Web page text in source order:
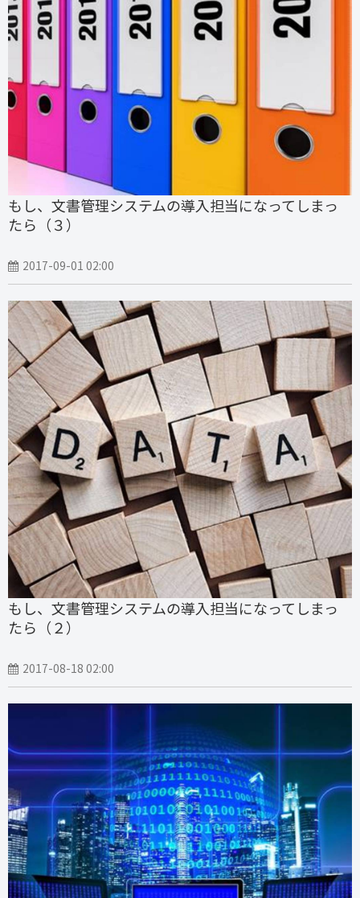
もし、文書管理システムの導入担当になってしまっ
たら（３）
2017-09-01 02:00
もし、文書管理システムの導入担当になってしまっ
たら（２）
2017-08-18 02:00